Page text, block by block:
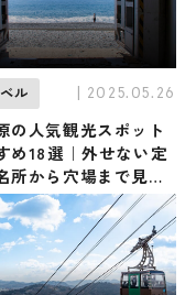
ル | 2025.05.26
の人気観光スポット
め18選｜外せない定
所から穴場まで見ど
載の観光地を紹介